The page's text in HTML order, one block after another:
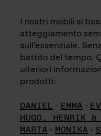
I nostri mobili si
atteggiamento
sull'essenziale.
battito del tempo.
ulteriori
prodotti:
DANIEL - EMMA -
HUGO, HENRIK
MARTA - MONIKA -